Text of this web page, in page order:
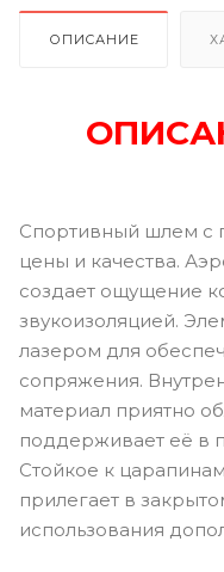
ОПИСАНИЕ
Спортивный шлем с
цены и качества.
создает ощущение
звукоизоляцией.
лазером для
сопряжения.
материал приятно
поддерживает её в
Стойкое к
прилегает в
использования